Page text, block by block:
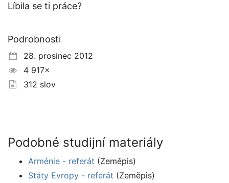
Líbila se ti práce?
Podrobnosti
28. prosinec 2012
4 917×
312 slov
Podobné studijní materiály
Arménie - referát (Zeměpis)
Státy Evropy - referát (Zeměpis)